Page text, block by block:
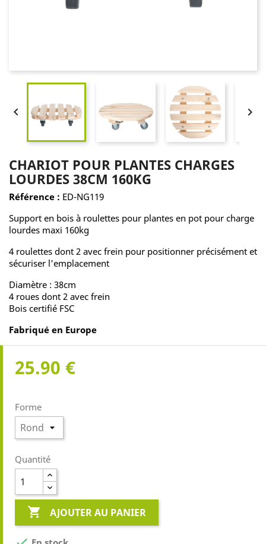
 
CHARIOT POUR PLANTES CHARGES
LOURDES 38CM 160KG
Référence : ED-NG119
Support en bois à roulettes pour plantes en pot pour charge
lourdes maxi 160kg
4 roulettes dont 2 avec frein pour positionner précisément et
sécuriser l'emplacement
Diamètre : 38cm
4 roues dont 2 avec frein
Bois certifié FSC
Fabriqué en Europe
25.90 €
Forme
Quantité
 AJOUTER AU PANIER